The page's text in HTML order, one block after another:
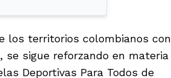
los territorios colombianos con
sigue reforzando en materia
Deportivas Para Todos de